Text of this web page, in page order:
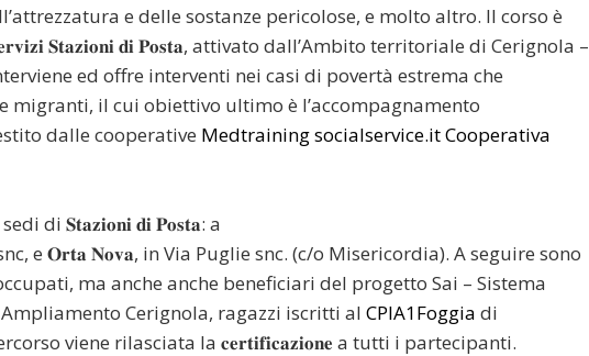
e delle sostanze pericolose, e molto altro. Il corso è
𝐒𝐭𝐚𝐳𝐢𝐨𝐧𝐢 𝐝𝐢 𝐏𝐨𝐬𝐭𝐚, attivato dall’Ambito territoriale di Cerignola –
ed offre interventi nei casi di povertà estrema che
il cui obiettivo ultimo è l’accompagnamento
dalle cooperative Medtrainingsocialservice.itCooperativa
di 𝐒𝐭𝐚𝐳𝐢𝐨𝐧𝐢 𝐝𝐢 𝐏𝐨𝐬𝐭𝐚: a
e 𝐎𝐫𝐭𝐚 𝐍𝐨𝐯𝐚, in Via Puglie snc. (c/o Misericordia). A seguire sono
ma anche anche beneficiari del progetto Sai – Sistema
Cerignola, ragazzi iscritti al CPIA1Foggia di
viene rilasciata la 𝐜𝐞𝐫𝐭𝐢𝐟𝐢𝐜𝐚𝐳𝐢𝐨𝐧𝐞 a tutti i partecipanti.